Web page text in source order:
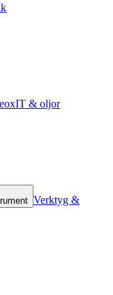
& oljor
Verktyg &